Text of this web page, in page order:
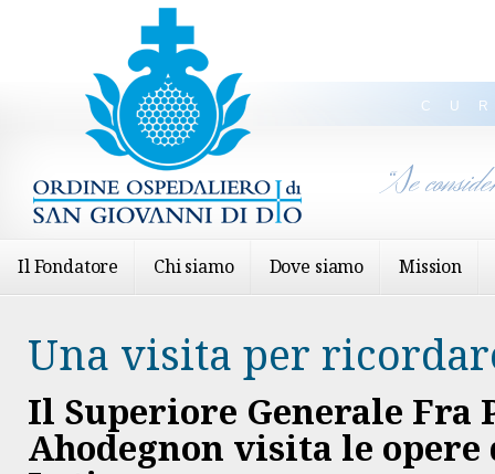
Il Fondatore Chi siamo Dove siamo Mission
“Se
Una visita per
Il Superiore Generale Fra
Ahodegnon visita le